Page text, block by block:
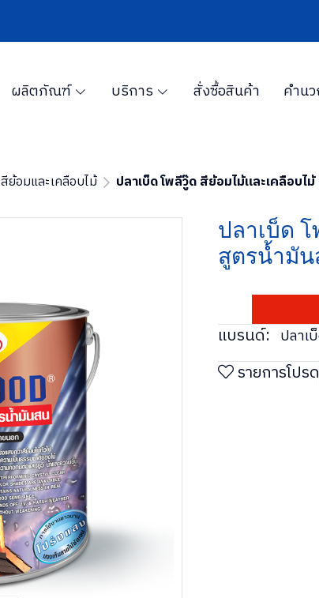
ผลิตภัณฑ์ บริการ สั่งซื้อสินค้า คำน
สีย้อมและเคลือบไม้ ปลาเบ็ด โพลีวู๊ด สีย้อมไม้และเคลือบไ
ปลาเบ็ด
สูตรน้ำมั
แบรนด์: ปลาเ
รายการโปรด